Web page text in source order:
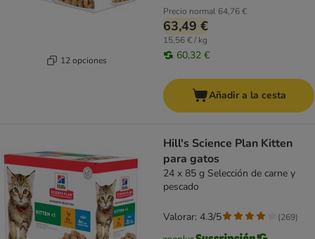
12 opciones
Precio normal 64,76 €
63,49 €
15,56 € / kg
60,32 €
Añadir a la cesta
Hill's Science Plan Kitten
para gatos
24 x 85 g Selección de carne y
pescado
Valorar: 4.3/5 (269)